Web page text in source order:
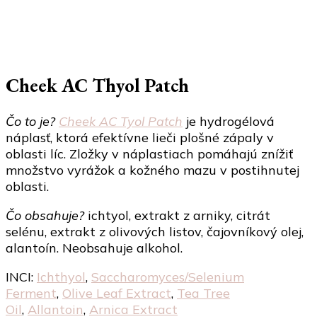
Cheek AC Thyol Patch
Čo to je? Cheek AC Tyol Patch je hydrogélová
náplasť, ktorá efektívne lieči plošné zápaly v
oblasti líc. Zložky v náplastiach pomáhajú znížiť
množstvo vyrážok a kožného mazu v postihnutej
oblasti.
Čo obsahuje?ichtyol, extrakt z arniky, citrát
selénu, extrakt z olivových listov, čajovníkový olej,
alantoín. Neobsahuje alkohol.
INCI: Ichthyol, Saccharomyces/​Selenium
Ferment, Olive Leaf Extract, Tea Tree
Oil, Allantoin, Arnica Extract